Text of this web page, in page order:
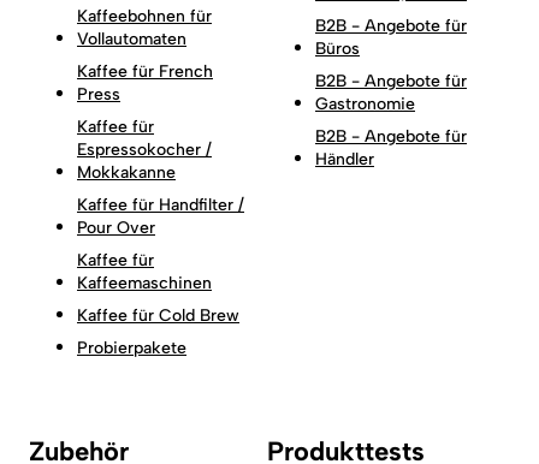
Kaffeebohnen für
Vollautomaten
Kaffee für French
Press
Kaffee für
Espressokocher /
Mokkakanne
Kaffee für Handfilter /
Pour Over
Kaffee für
Kaffeemaschinen
Kaffee für Cold Brew
Probierpakete
B2B - Angebote für
Büros
B2B - Angebote für
Gastronomie
B2B - Angebote für
Händler
Zubehör Produkttests